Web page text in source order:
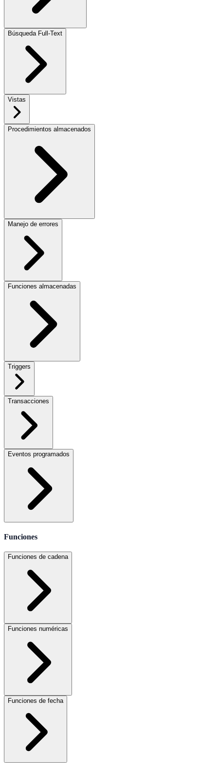
Búsqueda Full-Text
Vistas
Procedimientos almacenados
Manejo de errores
Funciones almacenadas
Triggers
Transacciones
Eventos programados
Funciones
Funciones de cadena
Funciones numéricas
Funciones de fecha